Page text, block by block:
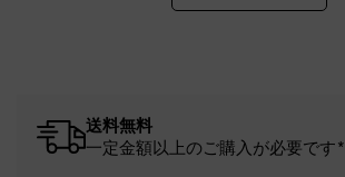
送料無料
一定金額以上のご購入が必要です*